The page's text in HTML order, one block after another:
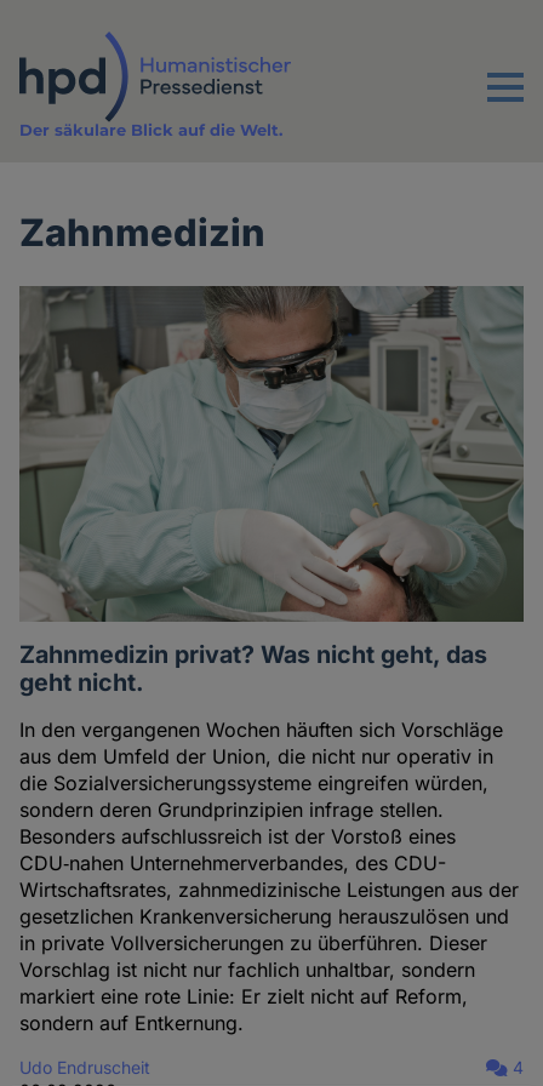
Inhalt
Menu
Der säkulare Blick auf die Welt.
Zahnmedizin
Zahnmedizin privat? Was nicht geht, das
geht nicht.
In den vergangenen Wochen häuften sich Vorschläge
aus dem Umfeld der Union, die nicht nur operativ in
die Sozialversicherungssysteme eingreifen würden,
sondern deren Grundprinzipien infrage stellen.
Besonders aufschlussreich ist der Vorstoß eines
CDU‑nahen Unternehmerverbandes, des CDU-
Wirtschaftsrates, zahnmedizinische Leistungen aus der
gesetzlichen Krankenversicherung herauszulösen und
in private Vollversicherungen zu überführen. Dieser
Vorschlag ist nicht nur fachlich unhaltbar, sondern
markiert eine rote Linie: Er zielt nicht auf Reform,
sondern auf Entkernung.
Udo Endruscheit
4